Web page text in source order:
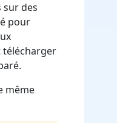
des
pour
télécharger
même